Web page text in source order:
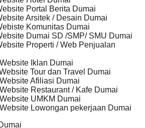
Portal Berita Dumai
Arsitek / Desain Dumai
Komunitas Dumai
Dumai SD /SMP/ SMU Dumai
Properti / Web Penjualan
Iklan Dumai
Tour dan Travel Dumai
Afiliasi Dumai
Restaurant / Kafe Dumai
UMKM Dumai
Lowongan pekerjaan Dumai